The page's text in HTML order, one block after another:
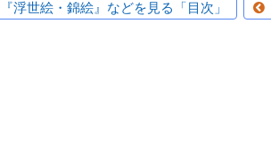
『浮世絵・錦絵』などを見る「目次」